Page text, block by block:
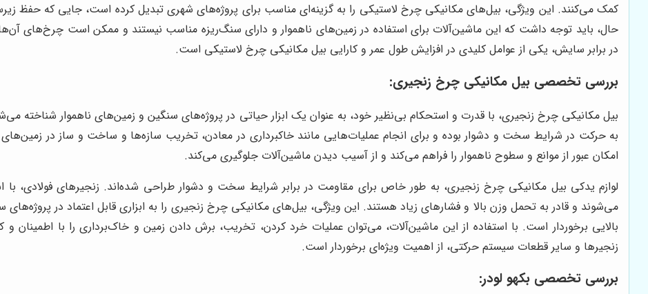
کمک می‌کنند. این ویژگی، بیل‌های مکانیکی چرخ لاستیکی را به گزینه‌ای مناسب برای پروژه‌های شهری تبدیل کرده است، جایی که حفظ
حال، باید توجه داشت که این ماشین‌آلات برای استفاده در زمین‌های ناهموار و دارای سنگ‌ریزه مناسب نیستند و ممکن است چرخ‌های
در برابر سایش، یکی از عوامل کلیدی در افزایش طول عمر و کارایی بیل مکانیکی چرخ لاستیکی است.
بررسی تخصصی بیل مکانیکی چرخ زنجیری:
بیل مکانیکی چرخ زنجیری، با قدرت و استحکام بی‌نظیر خود، به عنوان یک ابزار حیاتی در پروژه‌های سنگین و زمین‌های ناهموار شناخته
به حرکت در شرایط سخت و دشوار بوده و برای انجام عملیات‌هایی مانند خاکبرداری در معادن، تخریب سازه‌ها و ساخت و ساز در
امکان عبور از موانع و سطوح ناهموار را فراهم می‌کند و از آسیب دیدن ماشین‌آلات جلوگیری می‌کند.
لوازم یدکی بیل مکانیکی چرخ زنجیری، به طور خاص برای مقاومت در برابر شرایط سخت و دشوار طراحی شده‌اند. زنجیرهای فولادی، با
می‌شوند و قادر به تحمل وزن بالا و فشارهای زیاد هستند. این ویژگی، بیل‌های مکانیکی چرخ زنجیری را به ابزاری قابل اعتماد در
بالایی برخوردار است. با استفاده از این ماشین‌آلات، می‌توان عملیات خرد کردن، تخریب، برش دادن زمین و خاک‌برداری را با اطمینان
زنجیرها و سایر قطعات سیستم حرکتی، از اهمیت ویژه‌ای برخوردار است.
بررسی تخصصی بکهو لودر: